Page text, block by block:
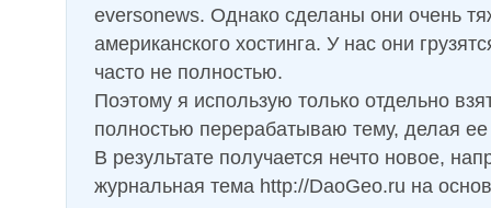
eversonews. Однако сделаны они очень
американского хостинга. У нас они
часто не полностью.
Поэтому я использую только отдельно
полностью перерабатываю тему, делая ее
В результате получается нечто новое,
журнальная тема http://DaoGeo.ru на